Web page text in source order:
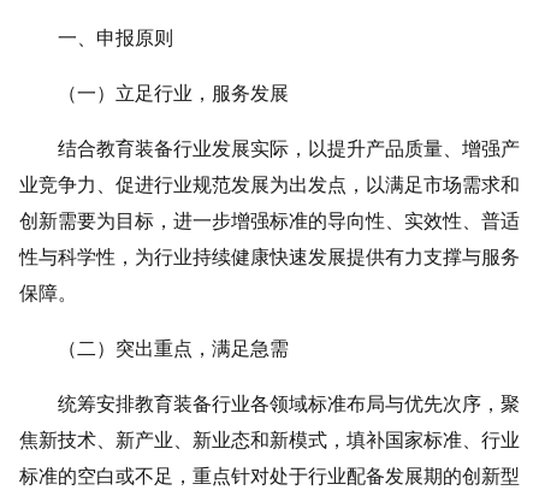
一、申报原则
（一）立足行业，服务发展
结合教育装备行业发展实际，以提升产品质量、增强产
业竞争力、促进行业规范发展为出发点，以满足市场需求和
创新需要为目标，进一步增强标准的导向性、实效性、普适
性与科学性，为行业持续健康快速发展提供有力支撑与服务
保障。
（二）突出重点，满足急需
统筹安排教育装备行业各领域标准布局与优先次序，聚
焦新技术、新产业、新业态和新模式，填补国家标准、行业
标准的空白或不足，重点针对处于行业配备发展期的创新型